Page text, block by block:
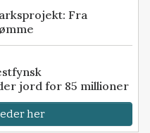
Fra
jord for 85 millioner
her